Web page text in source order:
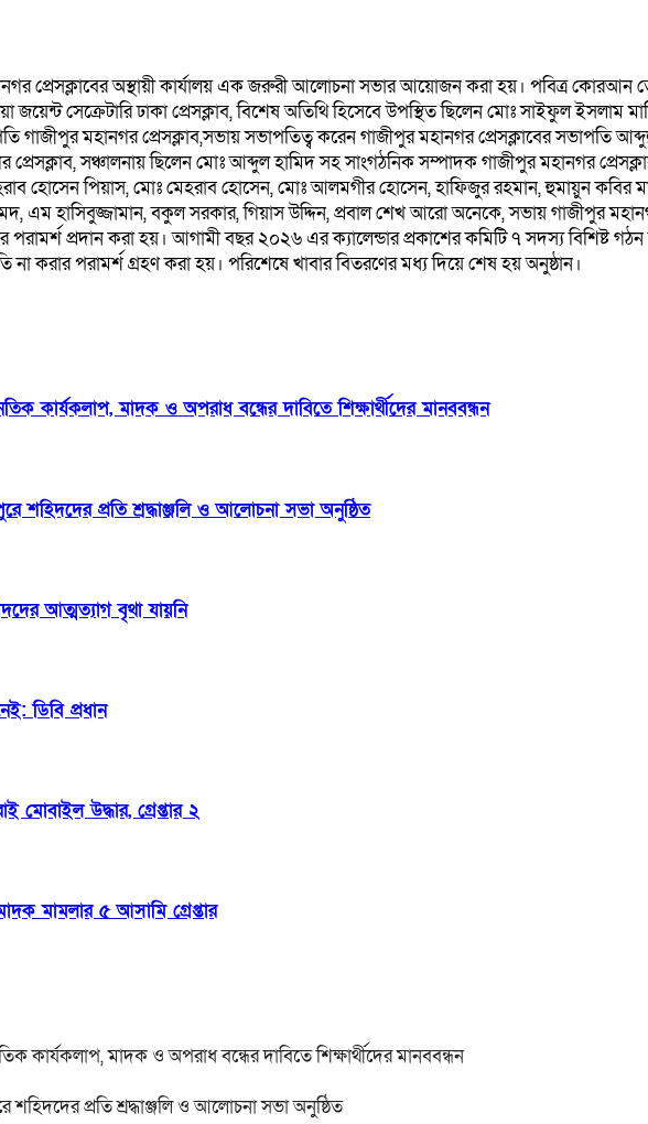
প্রেসক্লাবের অস্থায়ী কার্যালয় এক জরুরী আলোচনা সভার আয়োজন করা হয়। পবিত্র
জয়েন্ট সেক্রেটারি ঢাকা প্রেসক্লাব, বিশেষ অতিথি হিসেবে উপস্থিত ছিলেন মোঃ সাইফুল ইসলাম
গাজীপুর মহানগর প্রেসক্লাব,সভায় সভাপতিত্ব করেন গাজীপুর মহানগর প্রেসক্লাবের সভাপতি
সঞ্চালনায় ছিলেন মোঃ আব্দুল হামিদ সহ সাংগঠনিক সম্পাদক গাজীপুর মহানগর
হোসেন পিয়াস, মোঃ মেহরাব হোসেন, মোঃ আলমগীর হোসেন, হাফিজুর রহমান, হুমায়ুন কবির
হাসিবুজ্জামান, বকুল সরকার, গিয়াস উদ্দিন, প্রবাল শেখ আরো অনেকে, সভায় গাজীপুর মহানগর
পরামর্শ প্রদান করা হয়। আগামী বছর ২০২৬ এর ক্যালেন্ডার প্রকাশের কমিটি ৭ সদস্য
না করার পরামর্শ গ্রহণ করা হয়। পরিশেষে খাবার বিতরণের মধ্য দিয়ে শেষ হয় অনুষ্ঠান।
কার্যকলাপ, মাদক ও অপরাধ বন্ধের দাবিতে শিক্ষার্থীদের মানববন্ধন
প্রতি শ্রদ্ধাঞ্জলি ও আলোচনা সভা অনুষ্ঠিত
আত্মত্যাগ বৃথা যায়নি
ডিবি প্রধান
উদ্ধার, গ্রেপ্তার ২
মামলার ৫ আসামি গ্রেপ্তার
কার্যকলাপ, মাদক ও অপরাধ বন্ধের দাবিতে শিক্ষার্থীদের মানববন্ধন
প্রতি শ্রদ্ধাঞ্জলি ও আলোচনা সভা অনুষ্ঠিত